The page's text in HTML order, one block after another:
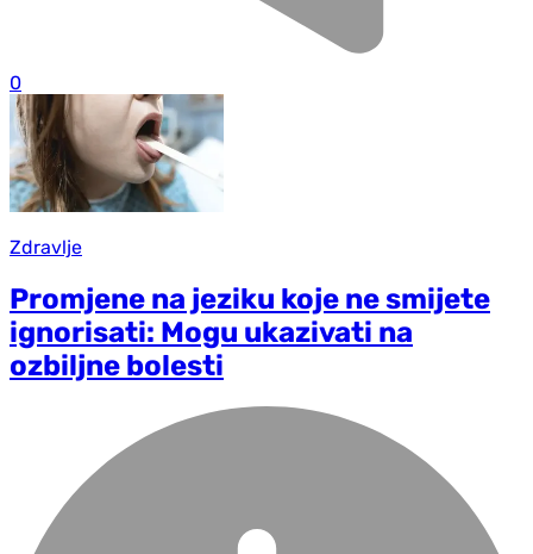
0
Zdravlje
Promjene na jeziku koje ne smijete
ignorisati: Mogu ukazivati na
ozbiljne bolesti